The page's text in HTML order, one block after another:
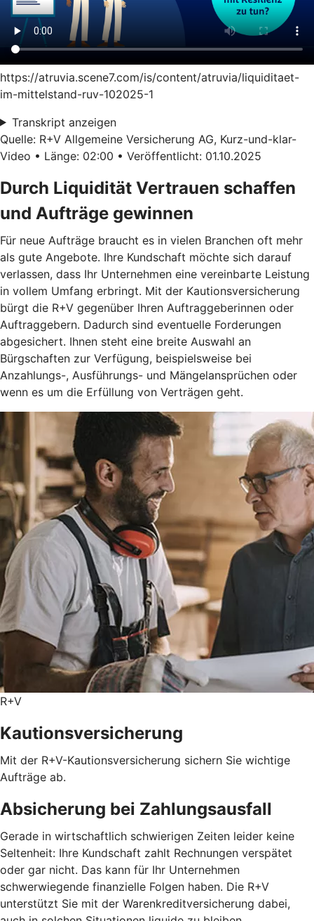
https://atruvia.scene7.com/is/content/atruvia/liquiditaet-
im-mittelstand-ruv-102025-1
Transkript anzeigen
Quelle: R+V Allgemeine Versicherung AG, Kurz-und-klar-
Video • Länge: 02:00 • Veröffentlicht: 01.10.2025
Durch Liquidität Vertrauen schaffen
und Aufträge gewinnen
Für neue Aufträge braucht es in vielen Branchen oft mehr
als gute Angebote. Ihre Kundschaft möchte sich darauf
verlassen, dass Ihr Unternehmen eine vereinbarte Leistung
in vollem Umfang erbringt. Mit der Kautionsversicherung
bürgt die R+V gegenüber Ihren Auftraggeberinnen oder
Auftraggebern. Dadurch sind eventuelle Forderungen
abgesichert. Ihnen steht eine breite Auswahl an
Bürgschaften zur Verfügung, beispielsweise bei
Anzahlungs-, Ausführungs- und Mängelansprüchen oder
wenn es um die Erfüllung von Verträgen geht.
R+V
Kautionsversicherung
Mit der R+V-Kautionsversicherung sichern Sie wichtige
Aufträge ab.
Absicherung bei Zahlungsausfall
Gerade in wirtschaftlich schwierigen Zeiten leider keine
Seltenheit: Ihre Kundschaft zahlt Rechnungen verspätet
oder gar nicht. Das kann für Ihr Unternehmen
schwerwiegende finanzielle Folgen haben. Die R+V
unterstützt Sie mit der Warenkreditversicherung dabei,